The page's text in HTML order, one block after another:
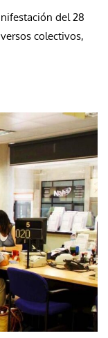
del 28
colectivos,